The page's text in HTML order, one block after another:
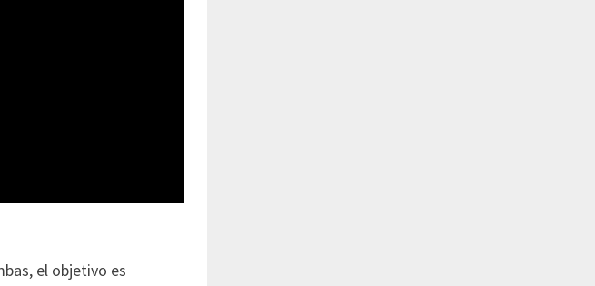
el objetivo es